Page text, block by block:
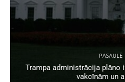
PASAULĒ
Trampa administrācija plāno
vakcīnām un